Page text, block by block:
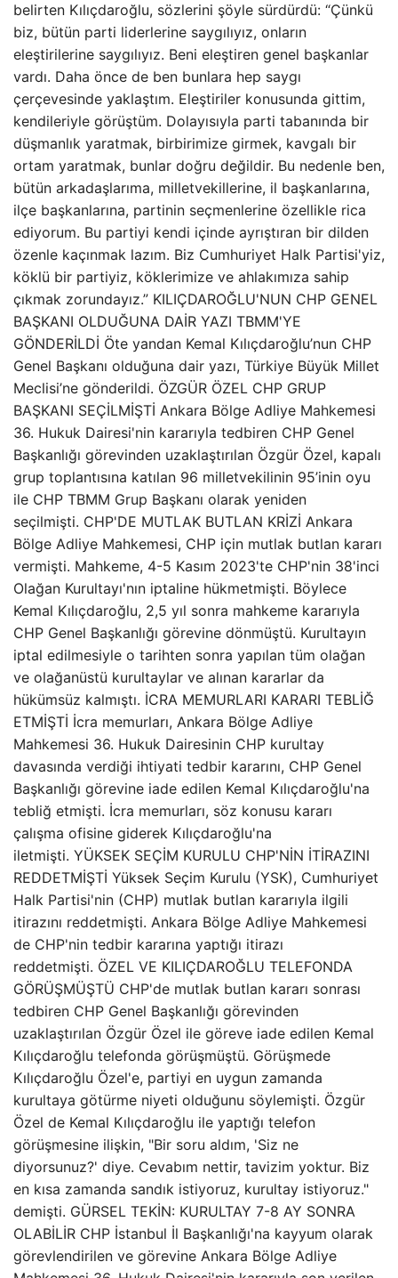
belirten Kılıçdaroğlu, sözlerini şöyle sürdürdü: “Çünkü
biz, bütün parti liderlerine saygılıyız, onların
eleştirilerine saygılıyız. Beni eleştiren genel başkanlar
vardı. Daha önce de ben bunlara hep saygı
çerçevesinde yaklaştım. Eleştiriler konusunda gittim,
kendileriyle görüştüm. Dolayısıyla parti tabanında bir
düşmanlık yaratmak, birbirimize girmek, kavgalı bir
ortam yaratmak, bunlar doğru değildir. Bu nedenle ben,
bütün arkadaşlarıma, milletvekillerine, il başkanlarına,
ilçe başkanlarına, partinin seçmenlerine özellikle rica
ediyorum. Bu partiyi kendi içinde ayrıştıran bir dilden
özenle kaçınmak lazım. Biz Cumhuriyet Halk Partisi'yiz,
köklü bir partiyiz, köklerimize ve ahlakımıza sahip
çıkmak zorundayız.” KILIÇDAROĞLU'NUN CHP GENEL
BAŞKANI OLDUĞUNA DAİR YAZI TBMM'YE
GÖNDERİLDİ Öte yandan Kemal Kılıçdaroğlu’nun CHP
Genel Başkanı olduğuna dair yazı, Türkiye Büyük Millet
Meclisi’ne gönderildi. ÖZGÜR ÖZEL CHP GRUP
BAŞKANI SEÇİLMİŞTİ Ankara Bölge Adliye Mahkemesi
36. Hukuk Dairesi'nin kararıyla tedbiren CHP Genel
Başkanlığı görevinden uzaklaştırılan Özgür Özel, kapalı
grup toplantısına katılan 96 milletvekilinin 95’inin oyu
ile CHP TBMM Grup Başkanı olarak yeniden
seçilmişti. CHP'DE MUTLAK BUTLAN KRİZİ Ankara
Bölge Adliye Mahkemesi, CHP için mutlak butlan kararı
vermişti. Mahkeme, 4-5 Kasım 2023'te CHP'nin 38'inci
Olağan Kurultayı'nın iptaline hükmetmişti. Böylece
Kemal Kılıçdaroğlu, 2,5 yıl sonra mahkeme kararıyla
CHP Genel Başkanlığı görevine dönmüştü. Kurultayın
iptal edilmesiyle o tarihten sonra yapılan tüm olağan
ve olağanüstü kurultaylar ve alınan kararlar da
hükümsüz kalmıştı. İCRA MEMURLARI KARARI TEBLİĞ
ETMİŞTİ İcra memurları, Ankara Bölge Adliye
Mahkemesi 36. Hukuk Dairesinin CHP kurultay
davasında verdiği ihtiyati tedbir kararını, CHP Genel
Başkanlığı görevine iade edilen Kemal Kılıçdaroğlu'na
tebliğ etmişti. İcra memurları, söz konusu kararı
çalışma ofisine giderek Kılıçdaroğlu'na
iletmişti. YÜKSEK SEÇİM KURULU CHP'NİN İTİRAZINI
REDDETMİŞTİ Yüksek Seçim Kurulu (YSK), Cumhuriyet
Halk Partisi'nin (CHP) mutlak butlan kararıyla ilgili
itirazını reddetmişti. Ankara Bölge Adliye Mahkemesi
de CHP'nin tedbir kararına yaptığı itirazı
reddetmişti. ÖZEL VE KILIÇDAROĞLU TELEFONDA
GÖRÜŞMÜŞTÜ CHP'de mutlak butlan kararı sonrası
tedbiren CHP Genel Başkanlığı görevinden
uzaklaştırılan Özgür Özel ile göreve iade edilen Kemal
Kılıçdaroğlu telefonda görüşmüştü. Görüşmede
Kılıçdaroğlu Özel'e, partiyi en uygun zamanda
kurultaya götürme niyeti olduğunu söylemişti. Özgür
Özel de Kemal Kılıçdaroğlu ile yaptığı telefon
görüşmesine ilişkin, "Bir soru aldım, 'Siz ne
diyorsunuz?' diye. Cevabım nettir, tavizim yoktur. Biz
en kısa zamanda sandık istiyoruz, kurultay istiyoruz."
demişti. GÜRSEL TEKİN: KURULTAY 7-8 AY SONRA
OLABİLİR CHP İstanbul İl Başkanlığı'na kayyum olarak
görevlendirilen ve görevine Ankara Bölge Adliye